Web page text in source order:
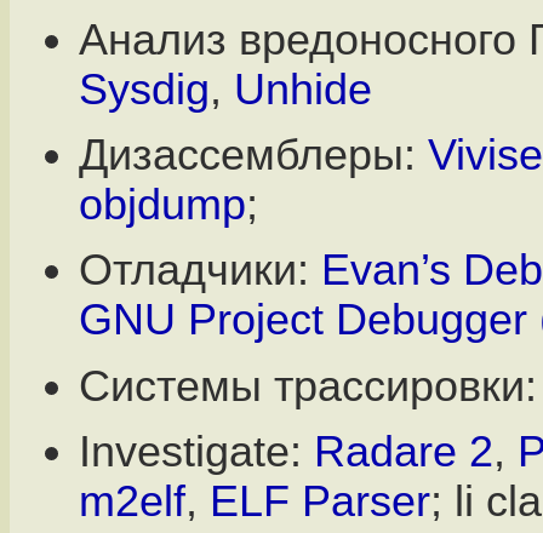
Анализ
Sysdig, Unhide
Дизассемблеры:
objdump;
Отладчики: Evan’s
GNU Project Debugger
Системы
Investigate: Radare 2,
m2elf, ELF Parser; li